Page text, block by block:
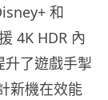
和
4K HDR 內
了遊戲手掣
新機在效能